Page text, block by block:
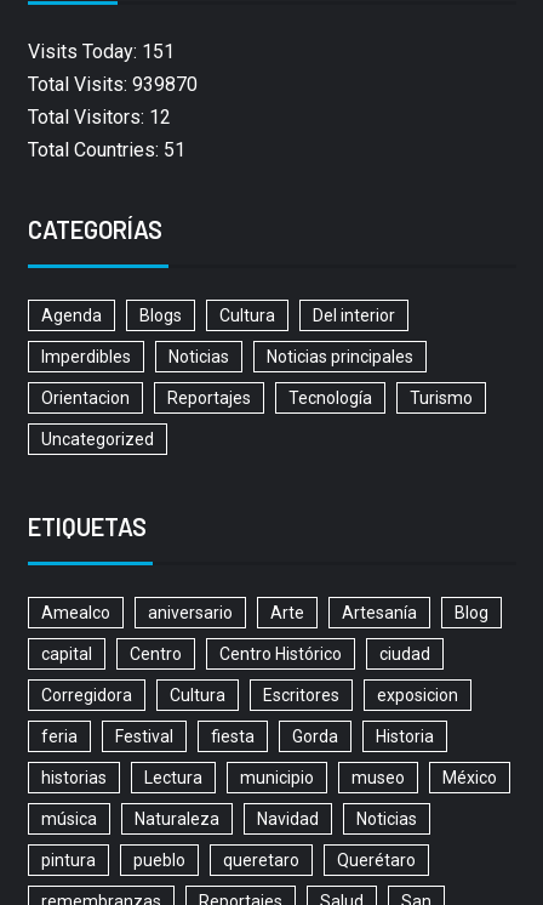
Visits Today: 151
Total Visits: 939870
Total Visitors: 12
Total Countries: 51
CATEGORÍAS
Agenda Blogs Cultura Del interior
Imperdibles Noticias Noticias principales
Orientacion Reportajes Tecnología Turismo
Uncategorized
ETIQUETAS
Amealco aniversario Arte Artesanía Blog
capital Centro Centro Histórico ciudad
Corregidora Cultura Escritores exposicion
feria Festival fiesta Gorda Historia
historias Lectura municipio museo México
música Naturaleza Navidad Noticias
pintura pueblo queretaro Querétaro